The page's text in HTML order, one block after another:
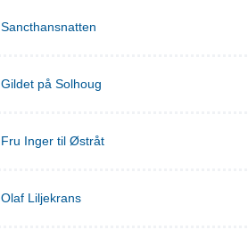
Sancthansnatten
Gildet på Solhoug
Fru Inger til Østråt
Olaf Liljekrans